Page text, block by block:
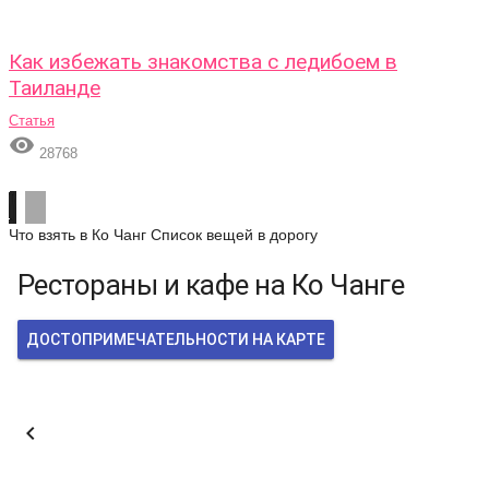
Как избежать знакомства с ледибоем в
Таиланде
Статья
 28768
Что взять в Ко Чанг Список вещей в дорогу
Рестораны и кафе на Ко Чанге
ДОСТОПРИМЕЧАТЕЛЬНОСТИ НА КАРТЕ
